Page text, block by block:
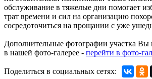
обслуживание в тяжелые дни помогает
трат времени и сил на организацию
сосредоточиться на прощании с уже
Дополнительные фотографии участка Вы
в нашей фото-галерее - перейти в фото-
Поделиться в социальных сетях: